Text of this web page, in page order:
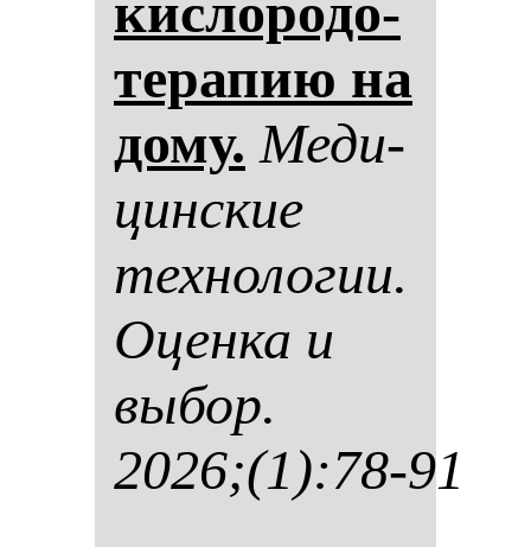
те­ра­пию на
до­му. Ме­ди­
цин­ские
тех­но­ло­гии.
Оцен­ка и
вы­бор.
2026;(1):78-91